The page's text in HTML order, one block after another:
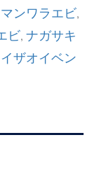
ンワラエビ,
ビ,ナガサキ
イザオイベン